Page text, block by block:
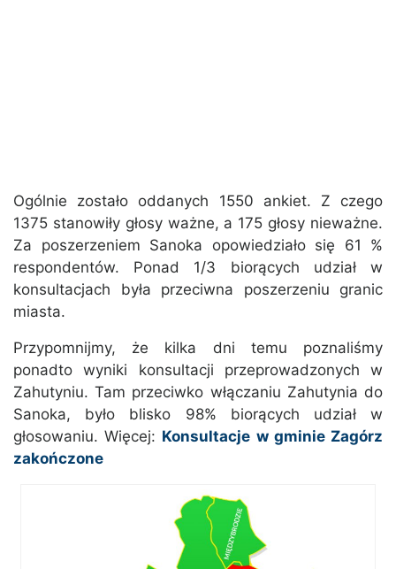
Ogólnie zostało oddanych 1550 ankiet. Z czego
1375 stanowiły głosy ważne, a 175 głosy nieważne.
Za poszerzeniem Sanoka opowiedziało się 61 %
respondentów. Ponad 1/3 biorących udział w
konsultacjach była przeciwna poszerzeniu granic
miasta.
Przypomnijmy, że kilka dni temu poznaliśmy
ponadto wyniki konsultacji przeprowadzonych w
Zahutyniu. Tam przeciwko włączaniu Zahutynia do
Sanoka, było blisko 98% biorących udział w
głosowaniu. Więcej: Konsultacje w gminie Zagórz
zakończone